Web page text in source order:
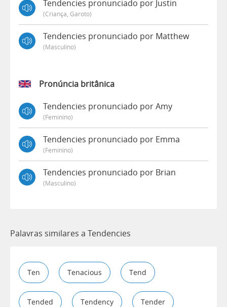
Tendencies pronunciado por Justin
(criança, Garoto)
Tendencies pronunciado por Matthew
(masculino)
Pronúncia britânica
Tendencies pronunciado por Amy
(feminino)
Tendencies pronunciado por Emma
(feminino)
Tendencies pronunciado por Brian
(masculino)
Palavras similares a Tendencies
Ten Tenacious Tend
Tended Tendency Tender